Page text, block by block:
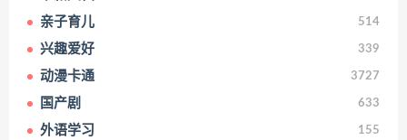
亲子育儿 514
兴趣爱好 339
动漫卡通 3727
国产剧 633
外语学习 155